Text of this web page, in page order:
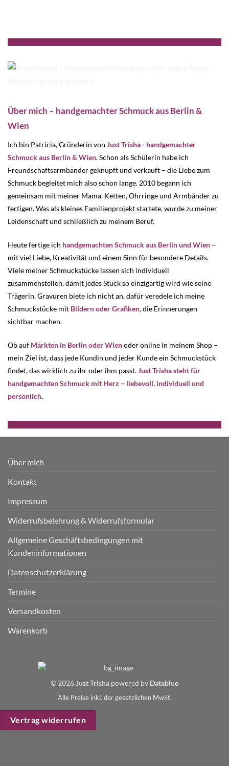
Über mich – handgemachter Schmuck aus Berlin &
Wien
Ich bin Patricia, Gründerin von Just Trisha - handgemachter
Schmuck aus Berlin & Wien. Schon als Schülerin habe ich
Freundschaftsarmbänder geknüpft und verkauft – die Liebe zum
Schmuck begleitet mich also schon lange. 2010 begann ich
gemeinsam mit meiner Mama, Ketten, Ohrringe und Armbänder zu
fertigen. Was als kleines Familienprojekt startete, wurde zu meiner
Leidenschaft und schließlich zu meinem Beruf.
Heute fertige ich handgemachten Schmuck aus Berlin und Wien –
mit viel Liebe, Kreativität und einem Sinn für besondere Details.
Viele meiner Schmuckstücke lassen sich individuell
zusammenstellen, damit jedes Stück so einzigartig wird wie seine
Trägerin. Gravuren biete ich nicht an, dafür veredele ich meine
Schmuckstücke mit Bildern oder Grafiken, die Erinnerungen
sichtbar machen.
Ob auf Märkten in Berlin oder Wienoder online in meinem Shop –
mein Ziel ist, dass jede Kundin und jeder Kunde ein Schmuckstück
findet, das wirklich zu ihr oder ihm passt.Just Trisha steht für
handgemachten Schmuck mit Herz – liebevoll, individuell und
persönlich.
Über mich
Kontakt
Impressum
Widerrufsbelehrung & Widerrufsformular
Allgemeine Geschäftsbedingungen mit
Kundeninformationen
Datenschutzerklärung
Termine
Versandkosten
Warenkorb
© 2026Just Trisha powered by Datablue
Alle Preise inkl. der gesetzlichen MwSt.
Vertrag widerrufen